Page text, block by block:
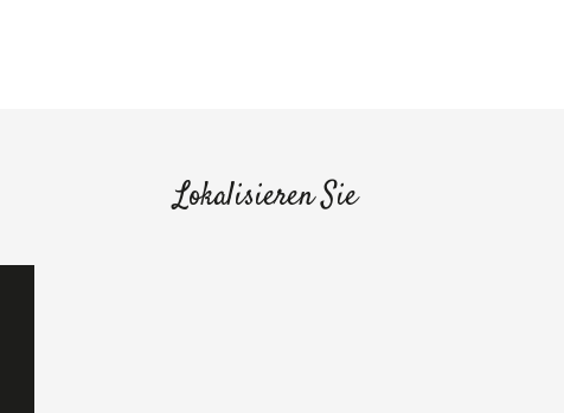
Lokalisieren Sie